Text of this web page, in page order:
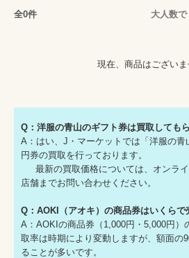
全0件 大人数で
現在、商品はございま
Q：洋服の青山のギフト券は買取しても
A：はい、J・マーケットでは「洋服の青
円券の買取を行っております。
最新の買取価格については、オンラ
店舗までお問い合わせください。
Q：AOKI（アオキ）の商品券はいくらで
A：AOKIの商品券（1,000円・5,000円）
取率は時期により変動しますが、額面の
ることが多いです。